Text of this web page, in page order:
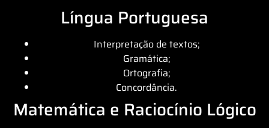
Língua Portuguesa
Interpretação de textos;
Gramática;
Ortografia;
Concordância.
Matemática e Raciocínio Lógico